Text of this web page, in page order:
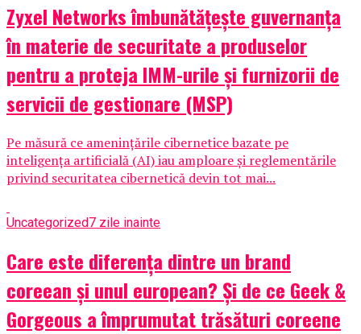
Zyxel Networks îmbunătățește guvernanța
în materie de securitate a produselor
pentru a proteja IMM-urile și furnizorii de
servicii de gestionare (MSP)
Pe măsură ce amenințările cibernetice bazate pe
inteligența artificială (AI) iau amploare și reglementările
privind securitatea cibernetică devin tot mai...
Uncategorized7 zile inainte
Care este diferența dintre un brand
coreean și unul european? Și de ce Geek &
Gorgeous a împrumutat trăsături coreene